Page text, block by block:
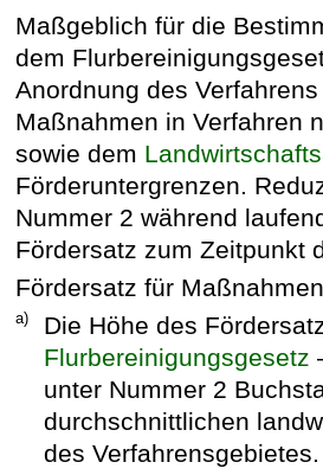
Maßgeblich für die
dem
Anordnung des
Maßnahmen in Verfahren
sowie dem
Förderuntergrenzen.
Nummer 2 während
Fördersatz zum Zeitpunkt
Fördersatz für
a)
Die Höhe des
Flurbereinigungsgesetz
unter Nummer 2
durchschnittlichen
des